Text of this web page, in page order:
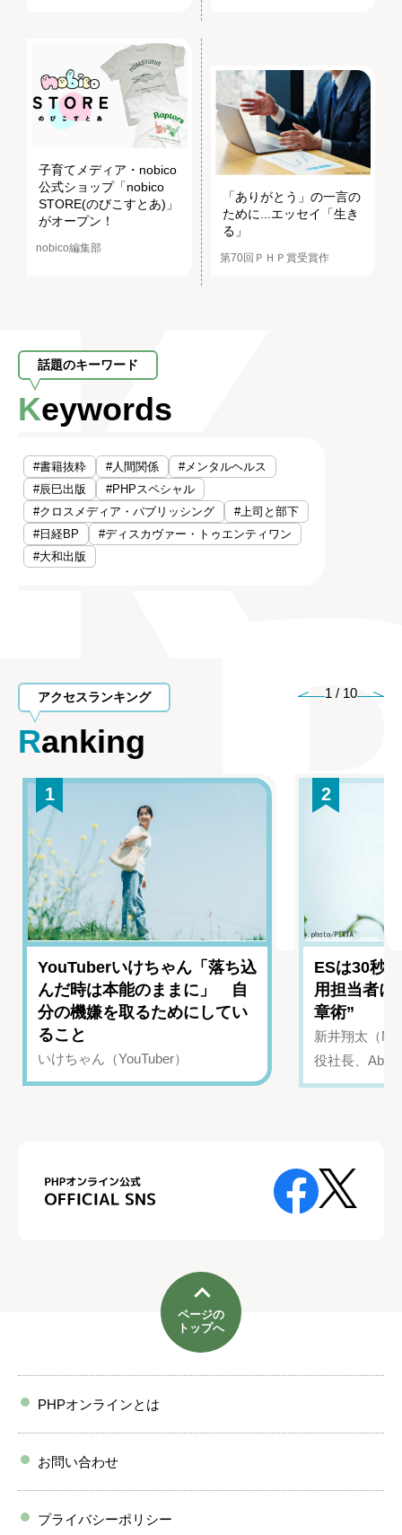
子育てメディア・nobico
公式ショップ「nobico
STORE(のびこすとあ)」
がオープン！
nobico編集部
「ありがとう」の一言の
ために...エッセイ「生き
る」
第70回ＰＨＰ賞受賞作
話題のキーワード
Keywords
#書籍抜粋 #人間関係
#メンタルヘルス
#辰巳出版
#PHPスペシャル
#クロスメディア・パブリッシング
#上司と部下
#日経BP
#ディスカヴァー・トゥエンティワン
#大和出版
アクセスランキング
Ranking
1 / 10
1
YouTuberいけちゃん「落ち込
んだ時は本能のままに」 自
分の機嫌を取るためにしてい
ること
いけちゃん（YouTuber）
2
ESは30秒
用担当者に
章術”
新井翔太（
役社長、
ページの
トップへ
PHPオンラインとは
お問い合わせ
プライバシーポリシー